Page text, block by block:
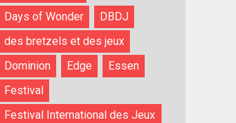
Days of Wonder
DBDJ
des bretzels et des jeux
Dominion
Edge
Essen
Festival
Festival International des Jeux